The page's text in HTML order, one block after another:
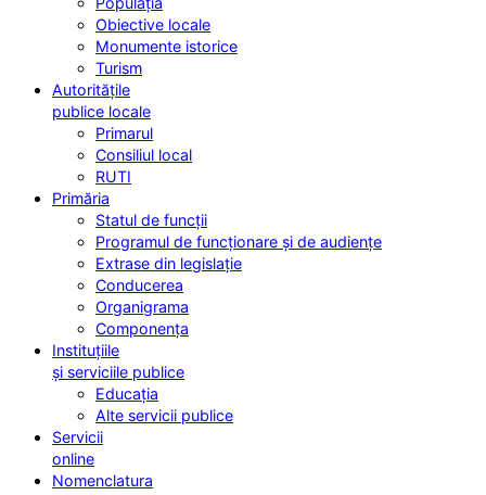
Obiective locale
Monumente istorice
Turism
Autoritățile
publice locale
Primarul
Consiliul local
RUTI
Primăria
Statul de funcții
Programul de funcționare și de audiențe
Extrase din legislație
Conducerea
Organigrama
Componența
Instituțiile
și serviciile publice
Educația
Alte servicii publice
Servicii
online
Nomenclatura